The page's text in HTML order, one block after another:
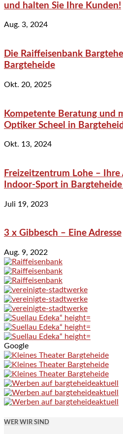
und halten Sie Ihre Kunden!
Aug. 3, 2024
Die Raiffeisenbank
Bargteheide
Okt. 20, 2025
Kompetente Beratung und
Optiker Scheel in
Okt. 13, 2024
Freizeitzentrum Lohe –
Indoor-Sport in
Juli 19, 2023
3 x Gibbesch – Eine Adresse
Aug. 9, 2022
Google
WER WIR SIND